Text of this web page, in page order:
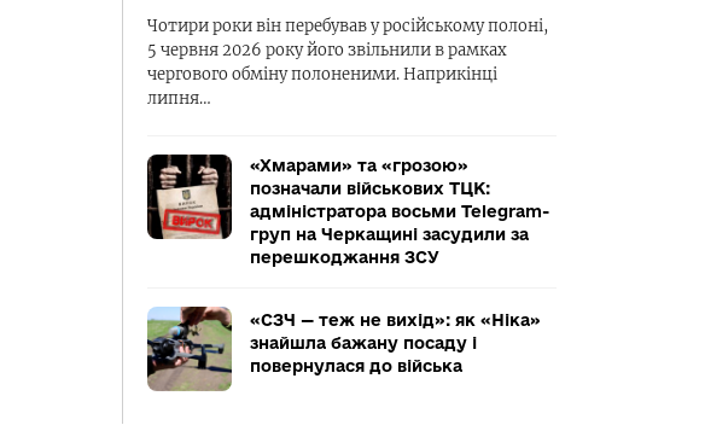
Чотири роки він перебував у російському полоні,
5 червня 2026 року його звільнили в рамках
чергового обміну полоненими. Наприкінці
липня…
«Хмарами» та «грозою»
позначали військових ТЦК:
адміністратора восьми Telegram-
груп на Черкащині засудили за
перешкоджання ЗСУ
«СЗЧ — теж не вихід»: як «Ніка»
знайшла бажану посаду і
повернулася до війська